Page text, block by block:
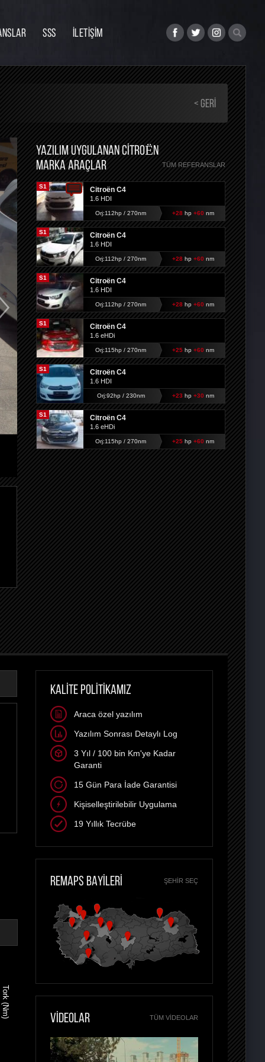
SSS İLETİŞİM
< GERI
YAZILIM UYGULANAN CITROËN
MARKA ARAÇLAR
TÜM REFERANSLAR
S1 Citroën C4
1.6 HDI
Orj:112hp / 270nm +28hp +60 nm
S1 Citroën C4
1.6 HDI
Orj:112hp / 270nm +28hp +60 nm
S1 Citroën C4
1.6 HDI
Orj:112hp / 270nm +28hp +60 nm
S1 Citroën C4
1.6 eHDi
Orj:115hp / 270nm +25hp +60 nm
S1 Citroën C4
1.6 HDI
Orj:92hp / 230nm +23 hp +30 nm
S1 Citroën C4
1.6 eHDi
Orj:115hp / 270nm +25hp +60 nm
Tork (Nm)
KALİTE POLİTİKAMIZ
Araca özel yazılım
Yazılım Sonrası Detaylı Log
3 Yıl / 100 bin Km'ye Kadar
Garanti
15 Gün Para İade Garantisi
Kişiselleştirilebilir Uygulama
19 Yıllık Tecrübe
REMAPS BAYİLERİ ŞEHIR SEÇ
VİDEOLAR TÜM VIDEOLAR